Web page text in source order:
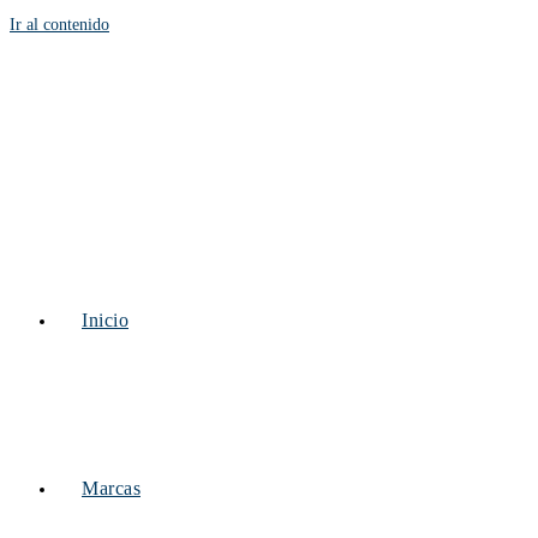
Ir al contenido
Inicio
Marcas